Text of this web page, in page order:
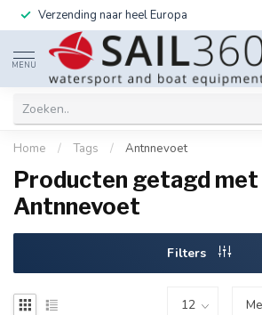
Verzending naar heel Europa
MENU
Home / Tags / Antnnevoet
Producten getagd met
Antnnevoet
Filters